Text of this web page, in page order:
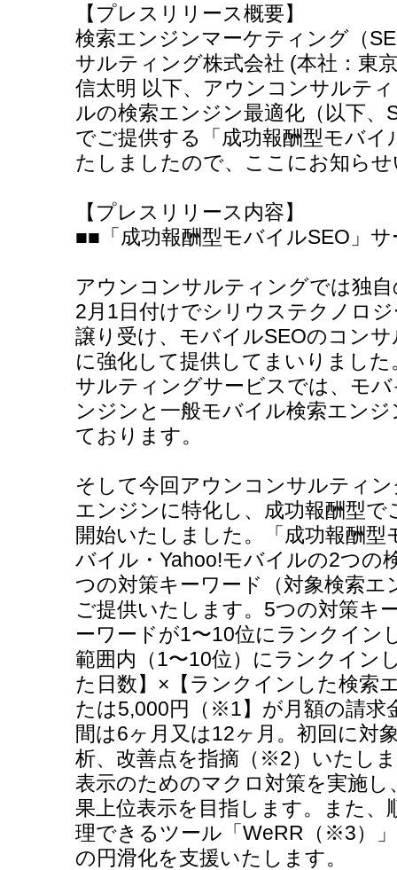
【プレスリリース概要】
検索エンジンマーケティング（
サルティング株式会社 (本社：東
信太明 以下、アウンコンサルテ
ルの検索エンジン最適化（以下、
でご提供する「成功報酬型モバ
たしましたので、ここにお知ら
【プレスリリース内容】
■■「成功報酬型モバイルSEO」
アウンコンサルティングでは独
2月1日付けでシリウステクノロ
譲り受け、モバイルSEOのコン
に強化して提供してまいりまし
サルティングサービスでは、モ
ンジンと一般モバイル検索エン
ております。
そして今回アウンコンサルティ
エンジンに特化し、成功報酬型
開始いたしました。「成功報酬
バイル・Yahoo!モバイルの2つの
つの対策キーワード（対象検索
ご提供いたします。5つの対策キ
ーワードが1〜10位にランクイン
範囲内（1〜10位）にランクイン
た日数】×【ランクインした検索
たは5,000円（※1】が月額の請求
間は6ヶ月又は12ヶ月。初回に対
析、改善点を指摘（※2）いたし
表示のためのマクロ対策を実施
果上位表示を目指します。また
理できるツール「WeRR（※3）
の円滑化を支援いたします。